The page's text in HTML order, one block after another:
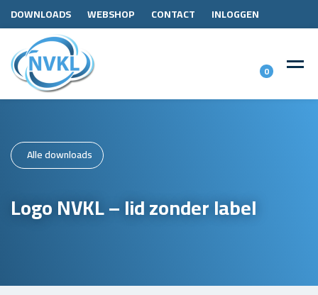
DOWNLOADS WEBSHOP CONTACT INLOGGEN
0
Alle downloads
Logo NVKL – lid zonder label